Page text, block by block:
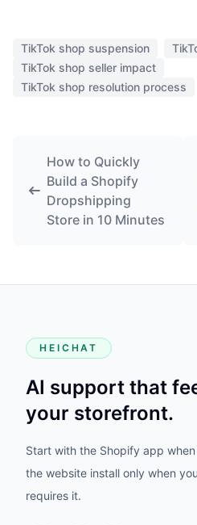
TikTok shop suspension
TikTok shop seller impact
TikTok shop resolution process
How to Quickly
Build a Shopify
Dropshipping
Store in 10 Minutes
HEICHAT
AI support that
your storefront.
Start with the Shopify app
the website install only when
requires it.